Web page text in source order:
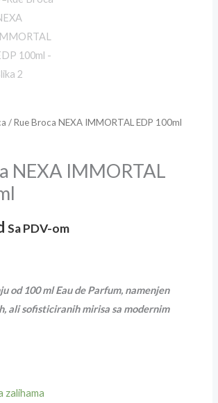
/ Rue Broca NEXA IMMORTAL EDP 100ml
NEXA IMMORTAL
Sa PDV-om
od 100 ml Eau de Parfum, namenjen
ali sofisticiranih mirisa sa modernim
zalihama